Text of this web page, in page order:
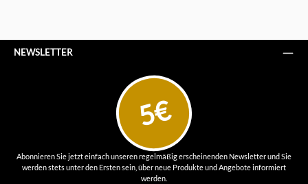
NEWSLETTER
5€
Abonnieren Sie jetzt einfach unseren regelmäßig erscheinenden Newsletter und Sie
werden stets unter den Ersten sein, über neue Produkte und Angebote informiert
werden.